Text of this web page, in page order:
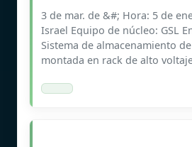
3 de mar. de &#; Hora: 5 de
Israel Equipo de núcleo: GSL
Sistema de almacenamiento
montada en rack de alto